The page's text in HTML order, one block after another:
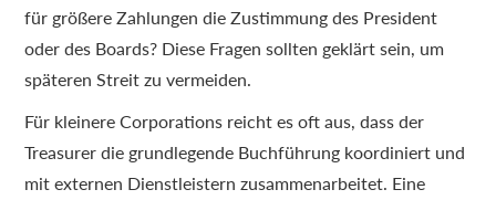
für größere Zahlungen die Zustimmung des President
oder des Boards? Diese Fragen sollten geklärt sein, um
späteren Streit zu vermeiden.
Für kleinere Corporations reicht es oft aus, dass der
Treasurer die grundlegende Buchführung koordiniert und
mit externen Dienstleistern zusammenarbeitet. Eine